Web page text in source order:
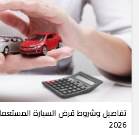
تفاصيل وشروط قرض السيارة
2026